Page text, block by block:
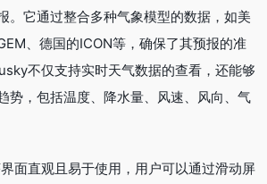
。它通过整合多种气象模型的数据，如美
、德国的ICON等，确保了其预报的准
不仅支持实时天气数据的查看，还能够
势，包括温度、降水量、风速、风向、气
面直观且易于使用，用户可以通过滑动屏